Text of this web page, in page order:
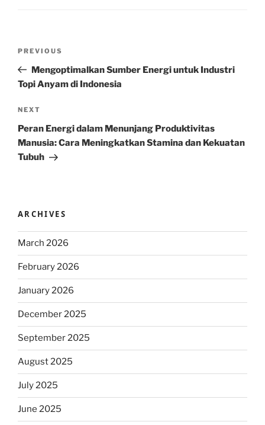
Previous
Post
PREVIOUS
Mengoptimalkan Sumber Energi untuk Industri
Topi Anyam di Indonesia
Next
Post
NEXT
Peran Energi dalam Menunjang Produktivitas
Manusia: Cara Meningkatkan Stamina dan Kekuatan
Tubuh
ARCHIVES
March 2026
February 2026
January 2026
December 2025
September 2025
August 2025
July 2025
June 2025